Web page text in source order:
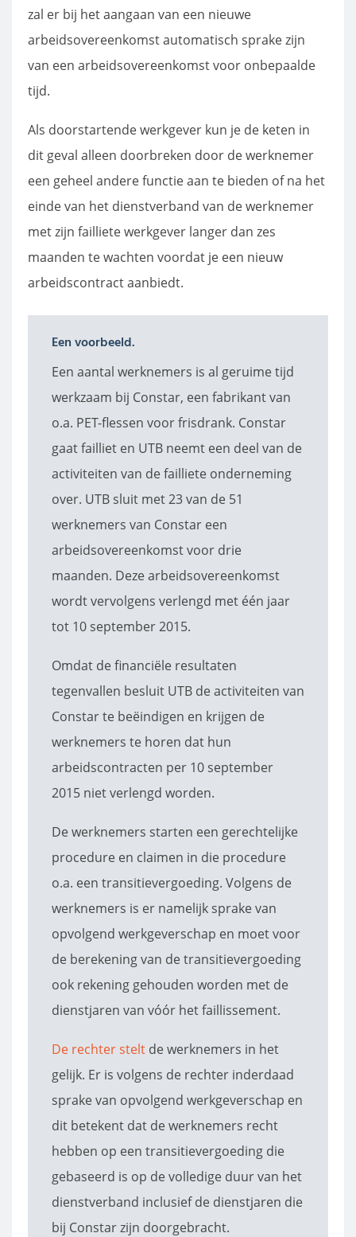
zal er bij het aangaan van een nieuwe
arbeidsovereenkomst automatisch sprake zijn
van een arbeidsovereenkomst voor onbepaalde
tijd.
Als doorstartende werkgever kun je de keten in
dit geval alleen doorbreken door de werknemer
een geheel andere functie aan te bieden of na het
einde van het dienstverband van de werknemer
met zijn failliete werkgever langer dan zes
maanden te wachten voordat je een nieuw
arbeidscontract aanbiedt.
Een voorbeeld.
Een aantal werknemers is al geruime tijd
werkzaam bij Constar, een fabrikant van
o.a. PET-flessen voor frisdrank. Constar
gaat failliet en UTB neemt een deel van de
activiteiten van de failliete onderneming
over. UTB sluit met 23 van de 51
werknemers van Constar een
arbeidsovereenkomst voor drie
maanden. Deze arbeidsovereenkomst
wordt vervolgens verlengd met één jaar
tot 10 september 2015.
Omdat de financiële resultaten
tegenvallen besluit UTB de activiteiten van
Constar te beëindigen en krijgen de
werknemers te horen dat hun
arbeidscontracten per 10 september
2015 niet verlengd worden.
De werknemers starten een gerechtelijke
procedure en claimen in die procedure
o.a. een transitievergoeding. Volgens de
werknemers is er namelijk sprake van
opvolgend werkgeverschap en moet voor
de berekening van de transitievergoeding
ook rekening gehouden worden met de
dienstjaren van vóór het faillissement.
De rechter stelt de werknemers in het
gelijk. Er is volgens de rechter inderdaad
sprake van opvolgend werkgeverschap en
dit betekent dat de werknemers recht
hebben op een transitievergoeding die
gebaseerd is op de volledige duur van het
dienstverband inclusief de dienstjaren die
bij Constar zijn doorgebracht.